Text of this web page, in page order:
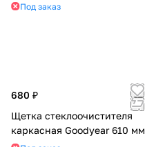
Под заказ
680 ₽
Щетка стеклоочистителя
каркасная Goodyear 610 мм